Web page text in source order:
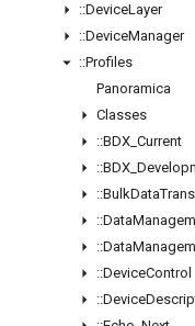
::DeviceLayer
::DeviceManager
::Profiles
Panoramica
Classes
::BDX Current
::BDX
::BulkData
::Data
::Data
::DeviceControl
::Device